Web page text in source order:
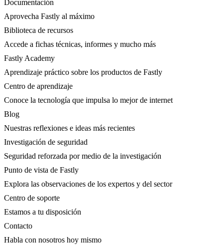
Documentación
Aprovecha Fastly al máximo
Biblioteca de recursos
Accede a fichas técnicas, informes y mucho más
Fastly Academy
Aprendizaje práctico sobre los productos de Fastly
Centro de aprendizaje
Conoce la tecnología que impulsa lo mejor de internet
Blog
Nuestras reflexiones e ideas más recientes
Investigación de seguridad
Seguridad reforzada por medio de la investigación
Punto de vista de Fastly
Explora las observaciones de los expertos y del sector
Centro de soporte
Estamos a tu disposición
Contacto
Habla con nosotros hoy mismo